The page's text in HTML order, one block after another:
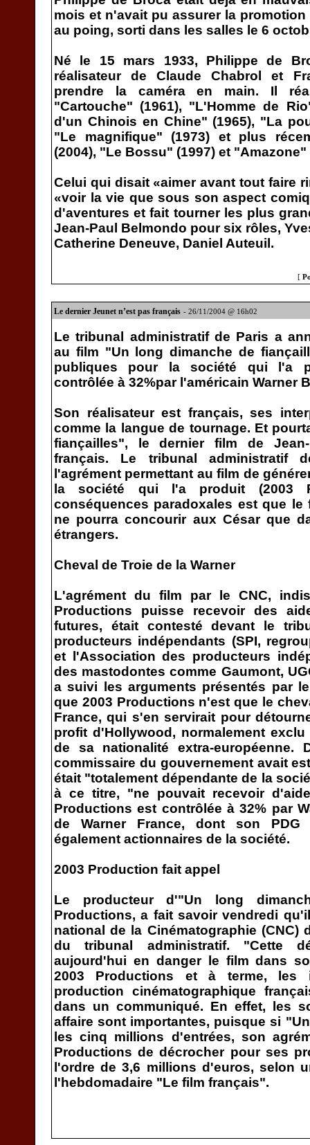
mois et n'avait pu assurer la
au poing, sorti dans les salles le 6
Né le 15 mars 1933, Philippe de
réalisateur de Claude Chabrol et
prendre la caméra en main. Il
"Cartouche" (1961), "L'Homme de
d'un Chinois en Chine" (1965), "La
"Le magnifique" (1973) et plus
(2004), "Le Bossu" (1997) et "Amazone"
Celui qui disait «aimer avant tout faire
«voir la vie que sous son aspect
d'aventures et fait tourner les plus
Jean-Paul Belmondo pour six rôles,
Catherine Deneuve, Daniel Auteuil.
[
Le dernier Jeunet n’est pas français - 26/11/2004 @ 16h02
Le tribunal administratif de Paris a
au film "Un long dimanche de
publiques pour la société qui l'a
contrôlée à 32%par l'américain Warner
Son réalisateur est français, ses
comme la langue de tournage. Et
fiançailles", le dernier film de
français. Le tribunal administratif
l'agrément permettant au film de
la société qui l'a produit (2003
conséquences paradoxales est que le
ne pourra concourir aux César que
étrangers.
Cheval de Troie de la Warner
L'agrément du film par le CNC,
Productions puisse recevoir des
futures, était contesté devant le
producteurs indépendants (SPI,
et l'Association des producteurs
des mastodontes comme Gaumont,
a suivi les arguments présentés par
que 2003 Productions n'est que le
France, qui s'en servirait pour
profit d'Hollywood, normalement
de sa nationalité extra-européenne.
commissaire du gouvernement avait
était "totalement dépendante de la
à ce titre, "ne pouvait recevoir
Productions est contrôlée à 32% par
de Warner France, dont son PDG
également actionnaires de la société.
2003 Production fait appel
Le producteur d'"Un long
Productions, a fait savoir vendredi
national de la Cinématographie (CNC)
du tribunal administratif. "Cette
aujourd'hui en danger le film dans
2003 Productions et à terme, les
production cinématographique
dans un communiqué. En effet, les
affaire sont importantes, puisque si
les cinq millions d'entrées, son
Productions de décrocher pour ses
l'ordre de 3,6 millions d'euros, selon
l'hebdomadaire "Le film français".